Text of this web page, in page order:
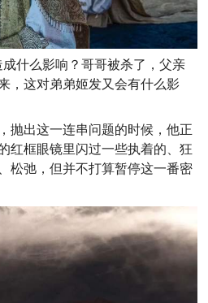
什么影响？哥哥被杀了，父亲
，这对弟弟姬发又会有什么影
抛出这一连串问题的时候，他正
红框眼镜里闪过一些执着的、狂
松弛，但并不打算暂停这一番密